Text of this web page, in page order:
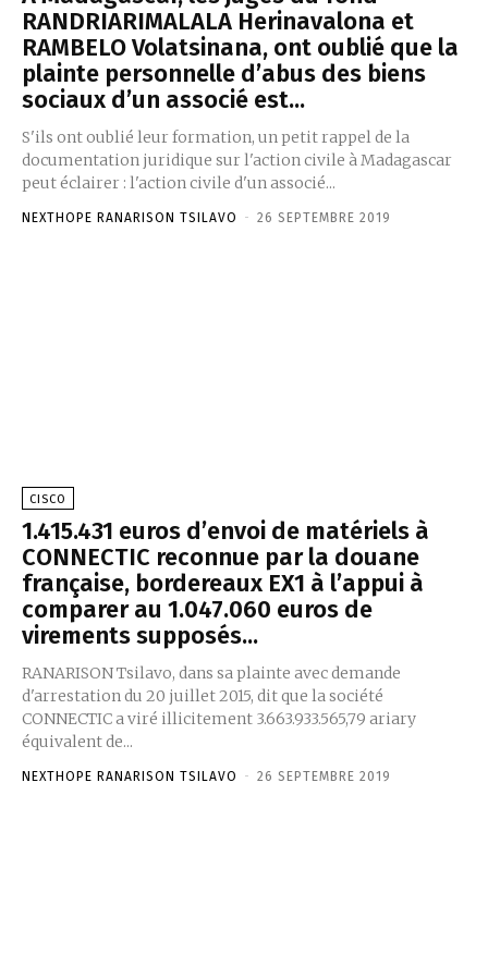
RANDRIARIMALALA Herinavalona et
RAMBELO Volatsinana, ont oublié que la
plainte personnelle d’abus des biens
sociaux d’un associé est...
S'ils ont oublié leur formation, un petit rappel de la
documentation juridique sur l'action civile à Madagascar
peut éclairer : l'action civile d'un associé...
NEXTHOPE RANARISON TSILAVO - 26 SEPTEMBRE 2019
CISCO
1.415.431 euros d’envoi de matériels à
CONNECTIC reconnue par la douane
française, bordereaux EX1 à l’appui à
comparer au 1.047.060 euros de
virements supposés...
RANARISON Tsilavo, dans sa plainte avec demande
d'arrestation du 20 juillet 2015, dit que la société
CONNECTIC a viré illicitement 3.663.933.565,79 ariary
équivalent de...
NEXTHOPE RANARISON TSILAVO - 26 SEPTEMBRE 2019